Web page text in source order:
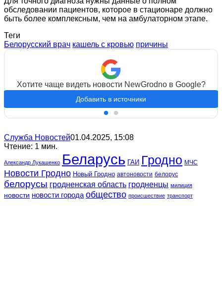
обследовании пациентов, которое в стационаре должно
быть более комплексным, чем на амбулаторном этапе.
Теги
Белорусский врач кашель с кровью причины
Хотите чаще видеть новости NewGrodno в Google?
Добавить в источники
Служба Новостей01.04.2025, 15:08
Чтение: 1 мин.
Александр Лукашенко Беларусь ГАИ Гродно МЧС
Новости Гродно Новый Гродно автоновости белорус
белорусы гродненская область гродненцы милиция
новости новости города общество происшествие транспорт